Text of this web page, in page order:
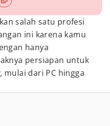
salah satu profesi
ini karena kamu
hanya
persiapan untuk
mulai dari PC hingga